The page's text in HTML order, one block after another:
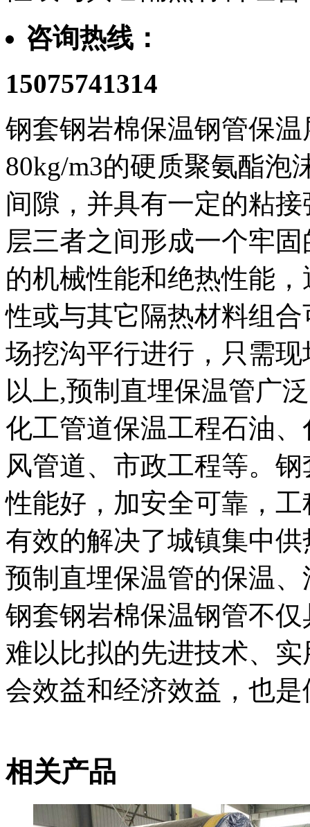
咨询热线：
15075741314
钢套钢岩棉保温钢管保
80kg/m3的硬质聚氨酯泡
间隙，并具有一定的粘
层三者之间形成一个牢
的机械性能和绝热性能
性或与其它隔热材料组
场挖沟平行进行，只需
以上,预制直埋保温管广
化工管道保温工程石油
风管道、市政工程等。
性能好，加安全可靠，
有效的解决了城镇集中
预制直埋保温管的保温
钢套钢岩棉保温钢管不
难以比拟的先进技术、
会效益和经济效益，也
相关产品